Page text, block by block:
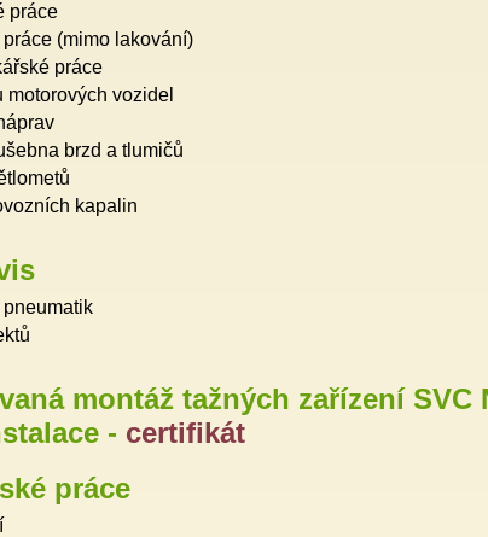
práce
(mimo lakování)
práce
motorových vozidel
brzd a tlumičů
kapalin
montáž tažných zařízení SVC
- certifikát
práce